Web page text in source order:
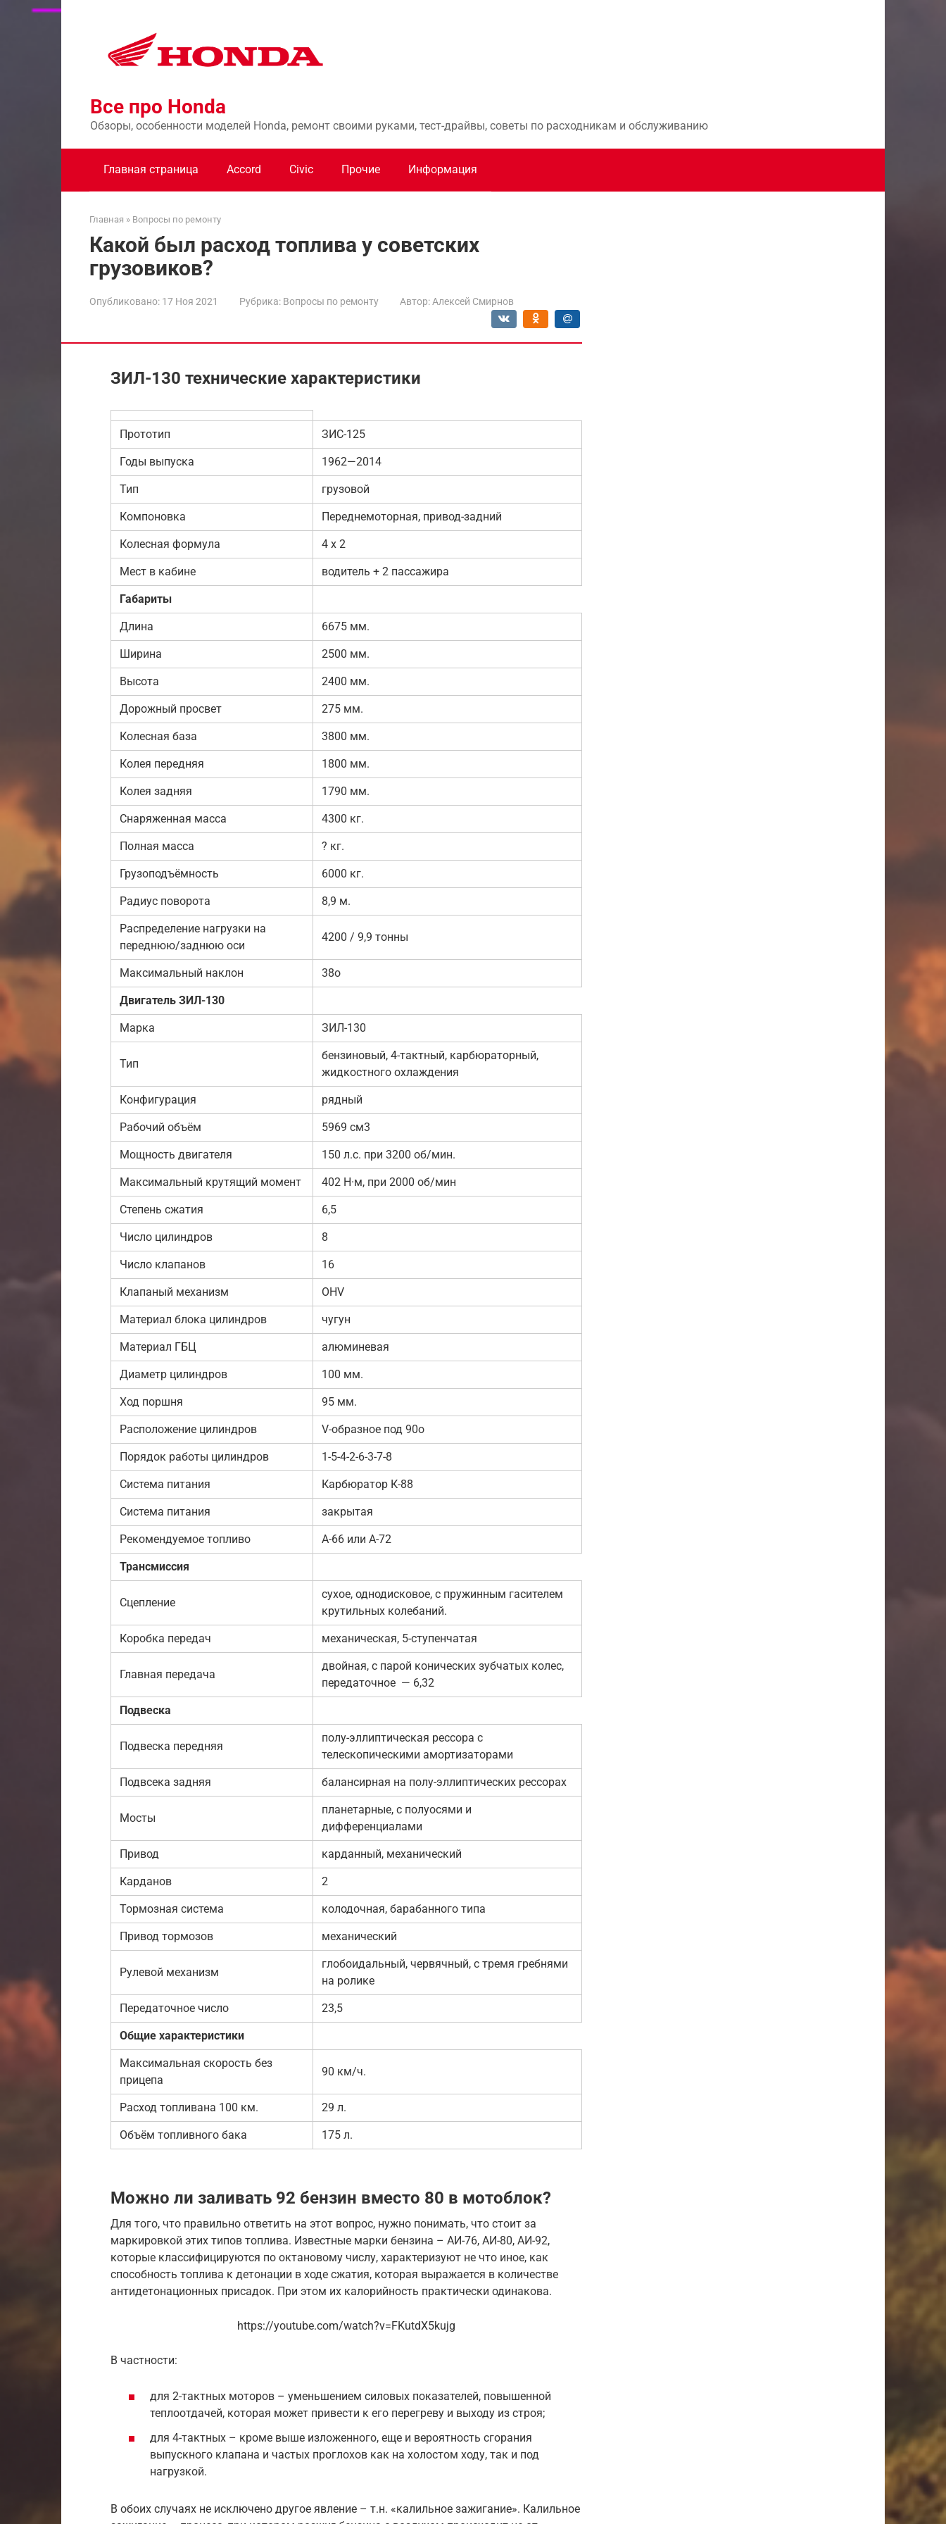
Перейти
Все про Honda
Обзоры, особенности моделей Honda, ремонт своими руками, тест-драйвы, советы по расходникам и обслуживанию
Главная страница Accord Civic Прочие Информация
Главная » Вопросы по ремонту
Какой был расход топлива у советских
грузовиков?
Опубликовано: 17 Ноя 2021 Рубрика: Вопросы по ремонту Автор: Алексей Смирнов
ЗИЛ-130 технические характеристики
Прототип ЗИС-125
Годы выпуска 1962—2014
Тип грузовой
Компоновка Переднемоторная, привод-задний
Колесная формула 4 х 2
Мест в кабине водитель + 2 пассажира
Габариты
Длина 6675 мм.
Ширина 2500 мм.
Высота 2400 мм.
Дорожный просвет 275 мм.
Колесная база 3800 мм.
Колея передняя 1800 мм.
Колея задняя 1790 мм.
Снаряженная масса 4300 кг.
Полная масса ? кг.
Грузоподъёмность 6000 кг.
Радиус поворота 8,9 м.
Распределение нагрузки на
переднюю/заднюю оси
4200 / 9,9 тонны
Максимальный наклон 38o
Двигатель ЗИЛ-130
Марка ЗИЛ-130
Тип
бензиновый, 4-тактный, карбюраторный,
жидкостного охлаждения
Конфигурация рядный
Рабочий объём 5969 см3
Мощность двигателя 150 л.с. при 3200 об/мин.
Максимальный крутящий момент 402 Н·м, при 2000 об/мин
Степень сжатия 6,5
Число цилиндров 8
Число клапанов 16
Клапаный механизм OHV
Материал блока цилиндров чугун
Материал ГБЦ алюминевая
Диаметр цилиндров 100 мм.
Ход поршня 95 мм.
Расположение цилиндров V-образное под 90o
Порядок работы цилиндров 1-5-4-2-6-3-7-8
Система питания Карбюратор К-88
Система питания закрытая
Рекомендуемое топливо А-66 или А-72
Трансмиссия
Сцепление
сухое, однодисковое, с пружинным гасителем
крутильных колебаний.
Коробка передач механическая, 5-ступенчатая
Главная передача
двойная, с парой конических зубчатых колес,
передаточное — 6,32
Подвеска
Подвеска передняя
полу-эллиптическая рессора с
телескопическими амортизаторами
Подвсека задняя балансирная на полу-эллиптических рессорах
Мосты
планетарные, с полуосями и
дифференциалами
Привод карданный, механический
Карданов 2
Тормозная система колодочная, барабанного типа
Привод тормозов механический
Рулевой механизм
глобоидальный, червячный, с тремя гребнями
на ролике
Передаточное число 23,5
Общие характеристики
Максимальная скорость без
прицепа
90 км/ч.
Расход топливана 100 км. 29 л.
Объём топливного бака 175 л.
Можно ли заливать 92 бензин вместо 80 в мотоблок?
Для того, что правильно ответить на этот вопрос, нужно понимать, что стоит за
маркировкой этих типов топлива. Известные марки бензина – АИ-76, АИ-80, АИ-92,
которые классифицируются по октановому числу, характеризуют не что иное, как
способность топлива к детонации в ходе сжатия, которая выражается в количестве
антидетонационных присадок. При этом их калорийность практически одинакова.
https://youtube.com/watch?v=FKutdX5kujg
В частности:
для 2-тактных моторов – уменьшением силовых показателей, повышенной
теплоотдачей, которая может привести к его перегреву и выходу из строя;
для 4-тактных – кроме выше изложенного, еще и вероятность сгорания
выпускного клапана и частых проглохов как на холостом ходу, так и под
нагрузкой.
В обоих случаях не исключено другое явление – т.н. «калильное зажигание». Калильное